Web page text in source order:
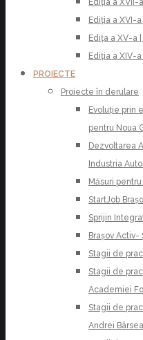
Ediția a XVII-
Ediția a XVI-
Edița a XV-a
Ediția a XIV-
PROIECTE
Proiecte în derulare
Evoluție prin
pentru Noua
Dezvoltarea
Industria
Măsuri
StartJob
Sprijin
Brașov
Stagii de
Stagii de
Academiei
Stagii de
Andrei